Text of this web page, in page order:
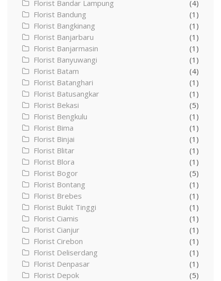
Florist Bandar Lampung
(4)
Florist Bandung
(1)
Florist Bangkinang
(1)
Florist Banjarbaru
(1)
Florist Banjarmasin
(1)
Florist Banyuwangi
(1)
Florist Batam
(4)
Florist Batanghari
(1)
Florist Batusangkar
(1)
Florist Bekasi
(5)
Florist Bengkulu
(1)
Florist Bima
(1)
Florist Binjai
(1)
Florist Blitar
(1)
Florist Blora
(1)
Florist Bogor
(5)
Florist Bontang
(1)
Florist Brebes
(1)
Florist Bukit Tinggi
(1)
Florist Ciamis
(1)
Florist Cianjur
(1)
Florist Cirebon
(1)
Florist Deliserdang
(1)
Florist Denpasar
(1)
Florist Depok
(5)